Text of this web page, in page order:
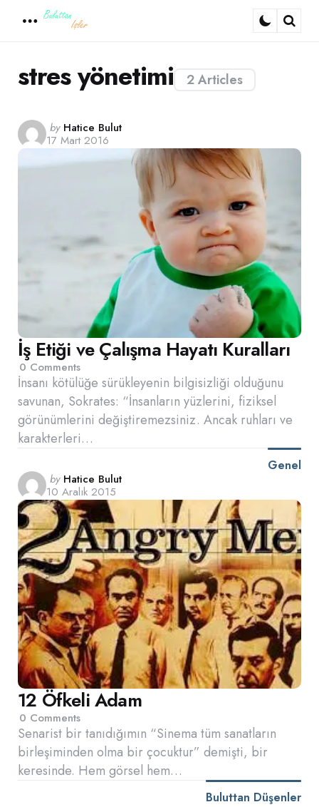
2 Articles
stres yönetimi
Posted
by
by Hatice Bulut
17 Mart 2016
İş Etiği ve Çalışma Hayatı Kuralları
0 Comments
İnsanı kötülüğe sürükleyenin bilgisizliği olduğunu
savunan, Sokrates: “İnsanların yüzlerini, fiziksel
görünümlerini değiştiremezsiniz. Ancak ruhları ve
karakterleri…
Genel
Posted
by
by Hatice Bulut
10 Aralık 2015
12 Öfkeli Adam
0 Comments
Senarist bir tanıdığımın “Sinema tüm sanatların
birleşiminden olma bir çocuktur” demişti, bir
keresinde. Hem görsel hem…
Buluttan Düşenler